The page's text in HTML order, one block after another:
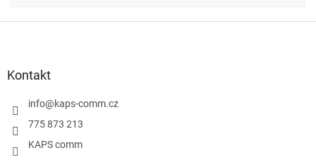
Kontakt
info@kaps-comm.cz
775 873 213
KAPS comm